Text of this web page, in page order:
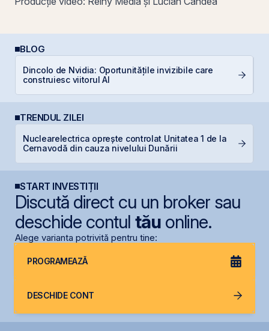
BLOG
Dincolo de Nvidia: Oportunitățile invizibile care
construiesc viitorul AI
TRENDUL ZILEI
Nuclearelectrica oprește controlat Unitatea 1 de la
Cernavodă din cauza nivelului Dunării
START INVESTIȚII
Discută direct cu un broker sau
deschide contul tăuonline.
Alege varianta potrivită pentru tine:
PROGRAMEAZĂ
DESCHIDE CONT